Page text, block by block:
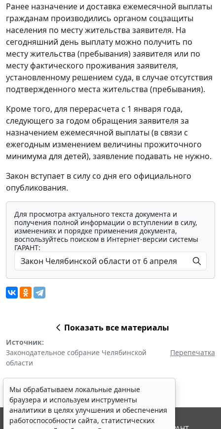
Ранее назначение и доставка ежемесячной выплаты
гражданам производились органом соцзащиты
населения по месту жительства заявителя. На
сегодняшний день выплату можно получить по
месту жительства (пребывания) заявителя или по
месту фактического проживания заявителя,
установленному решением суда, в случае отсутствия
подтвержденного места жительства (пребывания).
Кроме того, для перерасчета с 1 января года,
следующего за годом обращения заявителя за
назначением ежемесячной выплаты (в связи с
ежегодным изменением величины прожиточного
минимума для детей), заявление подавать не нужно.
Закон вступает в силу со дня его официального
опубликования.
Для просмотра актуального текста документа и
получения полной информации о вступлении в силу,
изменениях и порядке применения документа,
воспользуйтесь поиском в Интернет-версии системы
ГАРАНТ:
Показать все материалы
Источник:
Законодательное собрание Челябинской
области
Перепечатка
Мы обрабатываем локальные данные
браузера и используем инструменты
аналитики в целях улучшения и обеспечения
работоспособности сайта, статистических